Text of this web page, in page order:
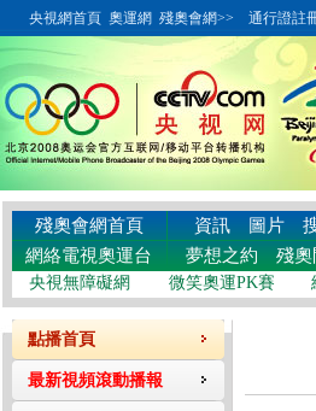
央視網首頁 奧運網 殘奧會網>> 通行證註
殘奧會網首頁 資訊 圖片
網絡電視奧運台
夢想之約 殘奧
央視無障礙網 微笑奧運PK賽
點播首頁
最新視頻滾動播報